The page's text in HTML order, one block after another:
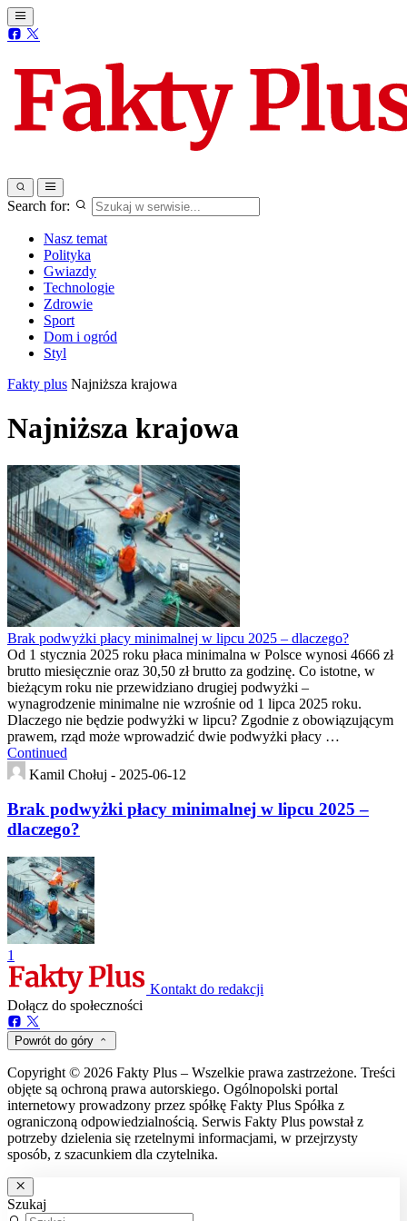
Search for:
Nasz temat
Polityka
Gwiazdy
Technologie
Zdrowie
Sport
Dom i ogród
Styl
Fakty plus Najniższa krajowa
Najniższa krajowa
Brak podwyżki płacy minimalnej w lipcu 2025 – dlaczego?
Od 1 stycznia 2025 roku płaca minimalna w Polsce wynosi 4666 zł
brutto miesięcznie oraz 30,50 zł brutto za godzinę. Co istotne, w
bieżącym roku nie przewidziano drugiej podwyżki –
wynagrodzenie minimalne nie wzrośnie od 1 lipca 2025 roku.
Dlaczego nie będzie podwyżki w lipcu? Zgodnie z obowiązującym
prawem, rząd może wprowadzić dwie podwyżki płacy …
Continued
Kamil Chołuj - 2025-06-12
Brak podwyżki płacy minimalnej w lipcu 2025 –
dlaczego?
1
Kontakt do redakcji
Dołącz do społeczności
Powrót do góry
Copyright © 2026 Fakty Plus – Wszelkie prawa zastrzeżone. Treści
objęte są ochroną prawa autorskiego. Ogólnopolski portal
internetowy prowadzony przez spółkę Fakty Plus Spółka z
ograniczoną odpowiedzialnością. Serwis Fakty Plus powstał z
potrzeby dzielenia się rzetelnymi informacjami, w przejrzysty
sposób, z szacunkiem dla czytelnika.
Szukaj